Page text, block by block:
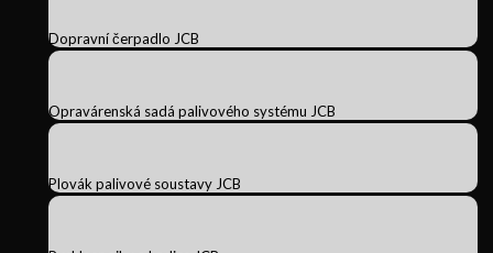
Dopravní čerpadlo JCB
Opravárenská sadá palivového systému JCB
Plovák palivové soustavy JCB